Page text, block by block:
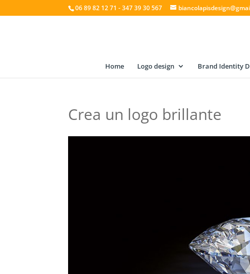
06 89 82 12 71 - 347 39 30 567
Home Logo design Brand Identity
Crea un logo brillante